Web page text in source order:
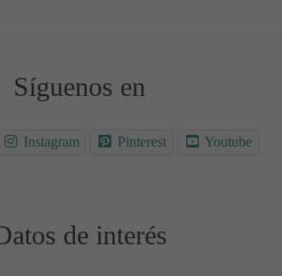
Síguenos en
Instagram Pinterest Youtube
de interés